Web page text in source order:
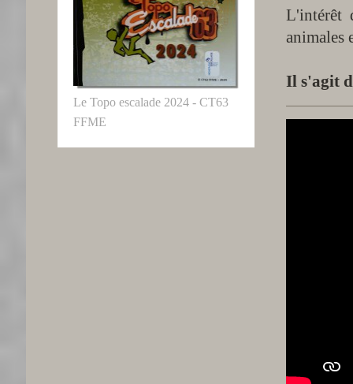
L'intérêt
animales
Il s'agit
Le Topo escalade 2024 - CT63
FFME